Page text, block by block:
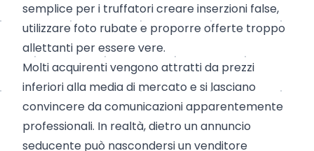
semplice per i truffatori creare inserzioni false,
utilizzare foto rubate e proporre offerte troppo
allettanti per essere vere.
Molti acquirenti vengono attratti da prezzi
inferiori alla media di mercato e si lasciano
convincere da comunicazioni apparentemente
professionali. In realtà, dietro un annuncio
seducente può nascondersi un venditore